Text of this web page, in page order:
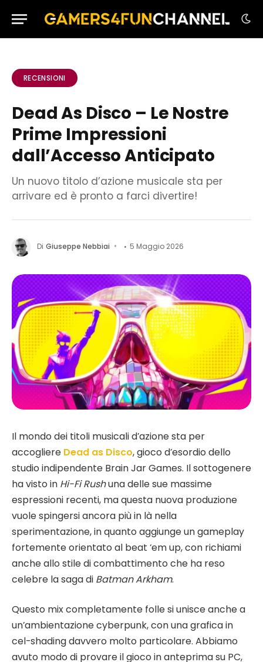
RECENSIONI
Dead As Disco – Le Nostre
Prime Impressioni
dall’Accesso Anticipato
Un nuovo titolo d’azione musicale sta per
arrivare ed è pronto a farci divertire!
Di Giuseppe Nebbiai 5 Maggio 2026
Il mondo dei titoli musicali d’azione sta per
accogliere Dead as Disco, gioco d’esordio dello
studio indipendente Brain Jar Games. Il sottogenere
ha visto in Hi-Fi Rushuna delle sue massime
espressioni recenti, ma questa nuova produzione
vuole spingersi ancora più in là nella
sperimentazione, in quanto aggiunge un gameplay
fortemente orientato al beat ‘em up, con richiami
anche allo stile di combattimento che ha reso
celebre la saga di Batman Arkham.
Questo mix completamente folle si unisce anche a
un’ambientazione cyberpunk, con una grafica in
cel-shading davvero molto particolare. Abbiamo
avuto modo di provare il gioco in anteprima su PC,